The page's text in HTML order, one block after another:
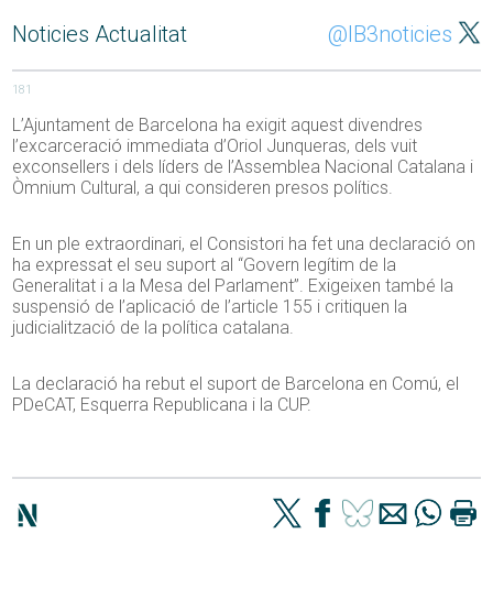
Noticies Actualitat @IB3noticies
181
L’Ajuntament de Barcelona ha exigit aquest divendres
l’excarceració immediata d’Oriol Junqueras, dels vuit
exconsellers i dels líders de l’Assemblea Nacional Catalana i
Òmnium Cultural, a qui consideren presos polítics.
En un ple extraordinari, el Consistori ha fet una declaració on
ha expressat el seu suport al “Govern legítim de la
Generalitat i a la Mesa del Parlament”. Exigeixen també la
suspensió de l’aplicació de l’article 155 i critiquen la
judicialització de la política catalana.
La declaració ha rebut el suport de Barcelona en Comú, el
PDeCAT, Esquerra Republicana i la CUP.